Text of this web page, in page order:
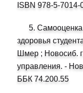
ISBN 978-5-7014-
5. Самооценка
здоровья
Шмер ; Новосиб.
управления. -
ББК 74.200.55